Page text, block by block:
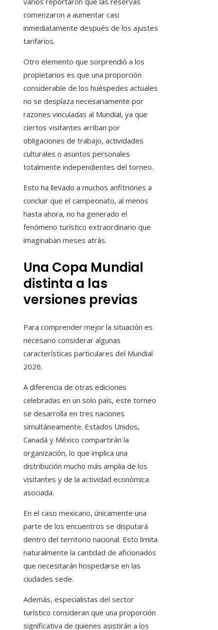
comenzaron a aumentar casi
inmediatamente después de los ajustes
tarifarios.
Otro elemento que sorprendió a los
propietarios es que una proporción
considerable de los huéspedes actuales
no se desplaza necesariamente por
razones vinculadas al Mundial, ya que
ciertos visitantes arriban por
obligaciones de trabajo, actividades
culturales o asuntos personales
totalmente independientes del torneo.
Esto ha llevado a muchos anfitriones a
concluir que el campeonato, al menos
hasta ahora, no ha generado el
fenómeno turístico extraordinario que
imaginaban meses atrás.
Una Copa Mundial
distinta a las
versiones previas
Para comprender mejor la situación es
necesario considerar algunas
características particulares del Mundial
2026.
A diferencia de otras ediciones
celebradas en un solo país, este torneo
se desarrolla en tres naciones
simultáneamente. Estados Unidos,
Canadá y México compartirán la
organización, lo que implica una
distribución mucho más amplia de los
visitantes y de la actividad económica
asociada.
En el caso mexicano, únicamente una
parte de los encuentros se disputará
dentro del territorio nacional. Esto limita
naturalmente la cantidad de aficionados
que necesitarán hospedarse en las
ciudades sede.
Además, especialistas del sector
turístico consideran que una proporción
significativa de quienes asistirán a los